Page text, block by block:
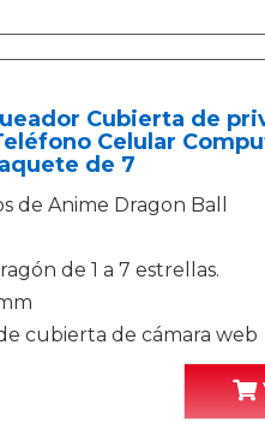
Cubierta de
Celular
de 7
de Anime Dragon Ball
de 1 a 7 estrellas.
cubierta de cámara web